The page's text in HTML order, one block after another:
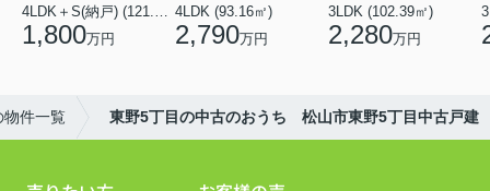
4LDK＋S(納戸) (121.00㎡)
1,800万円
4LDK (93.16㎡)
2,790万円
3LDK (102.39㎡)
2,280万円
物件一覧 東野5丁目の中古のおうち 松山市東野5丁目中古戸建